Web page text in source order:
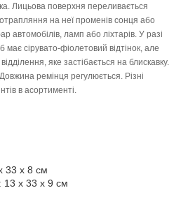
Лицьова поверхня переливається
на неї променів сонця або
автомобілів, ламп або ліхтарів. У разі
має сірувато-фіолетовий відтінок, але
яке застібається на блискавку.
ремінця регулюється. Різні
в асортименті.
33 x 8 см
13 x 33 x 9 см